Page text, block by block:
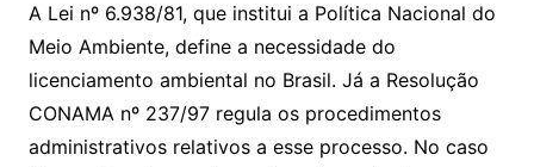
A Lei nº 6.938/81, que institui a Política Nacional do
Meio Ambiente, define a necessidade do
licenciamento ambiental no Brasil. Já a Resolução
CONAMA nº 237/97 regula os procedimentos
administrativos relativos a esse processo. No caso